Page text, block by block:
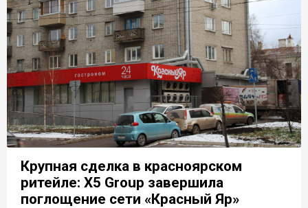
Крупная сделка в красноярском
ритейле: X5 Group завершила
поглощение сети «Красный Яр»